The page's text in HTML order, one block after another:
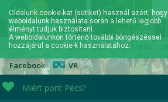
hu
en
Elérhetőségek
Hírek| Események| Fotók
Facebook| VR
Miért pont Pécs?
Oldalunk cookie-kat (sütiket) használ azért, hogy
weboldalunk használata során a lehető legjobb
élményt tudjuk biztosítani.
A weboldalunkon történő további böngészéssel
hozzájárul a cookie-k használatához.